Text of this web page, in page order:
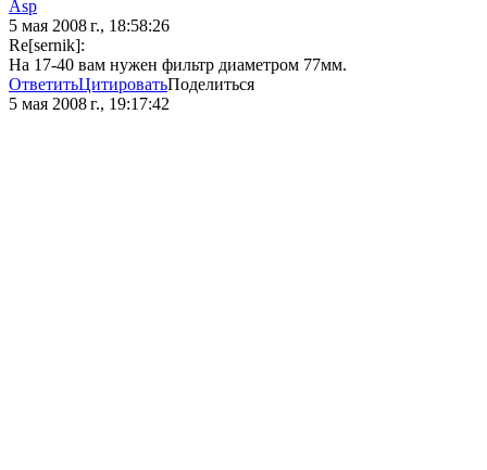
Asp
5 мая 2008 г., 18:58:26
Re[sernik]:
На 17-40 вам нужен фильтр диаметром 77мм.
ОтветитьЦитироватьПоделиться
5 мая 2008 г., 19:17:42